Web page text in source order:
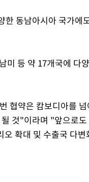
동남아시아 국가에
미 등 약 17개국에 다
협약은 캄보디아를
것"이라며 "앞으로
확대 및 수출국 다